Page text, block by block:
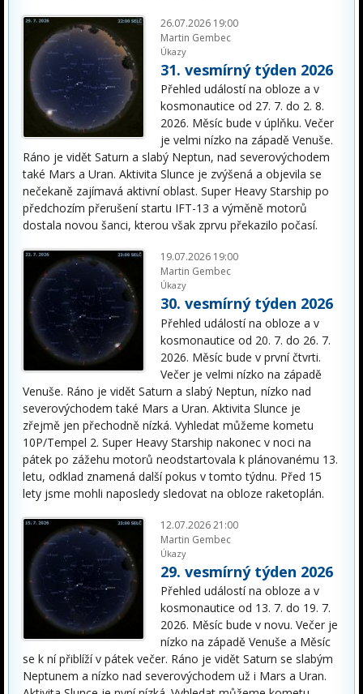
26.07.2026 19:00
Martin Gembec
Úkazy
31. vesmírný týden 2026
Přehled událostí na obloze a v
kosmonautice od 27. 7. do 2. 8.
2026. Měsíc bude v úplňku. Večer
je velmi nízko na západě Venuše.
Ráno je vidět Saturn a slabý Neptun, nad severovýchodem
také Mars a Uran. Aktivita Slunce je zvýšená a objevila se
nečekaně zajímavá aktivní oblast. Super Heavy Starship po
předchozím přerušení startu IFT-13 a výměně motorů
dostala novou šanci, kterou však zprvu překazilo počasí.
19.07.2026 19:00
Martin Gembec
Úkazy
30. vesmírný týden 2026
Přehled událostí na obloze a v
kosmonautice od 20. 7. do 26. 7.
2026. Měsíc bude v první čtvrti.
Večer je velmi nízko na západě
Venuše. Ráno je vidět Saturn a slabý Neptun, nízko nad
severovýchodem také Mars a Uran. Aktivita Slunce je
zřejmě jen přechodně nízká. Vyhledat můžeme kometu
10P/Tempel 2. Super Heavy Starship nakonec v noci na
pátek po zážehu motorů neodstartovala k plánovanému 13.
letu, odklad znamená další pokus v tomto týdnu. Před 15
lety jsme mohli naposledy sledovat na obloze raketoplán.
12.07.2026 21:00
Martin Gembec
Úkazy
29. vesmírný týden 2026
Přehled událostí na obloze a v
kosmonautice od 13. 7. do 19. 7.
2026. Měsíc bude v novu. Večer je
nízko na západě Venuše a Měsíc
se k ní přiblíží v pátek večer. Ráno je vidět Saturn se slabým
Neptunem a nízko nad severovýchodem už i Mars a Uran.